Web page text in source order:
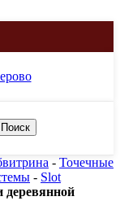
Поиск
- Точечные
- Slot
деревянной